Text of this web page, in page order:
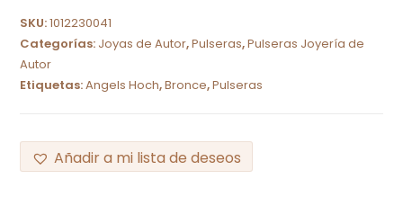
SKU:1012230041
Categorías: Joyas de Autor,Pulseras,Pulseras Joyería de
Autor
Etiquetas:Angels Hoch,Bronce,Pulseras
Añadir a mi lista de deseos